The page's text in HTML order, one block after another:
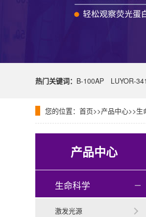
热门关键词： B-100AP LUYOR-
您的位置： 首页>>产品中心>>生
产品中心
生命科学
激发光源